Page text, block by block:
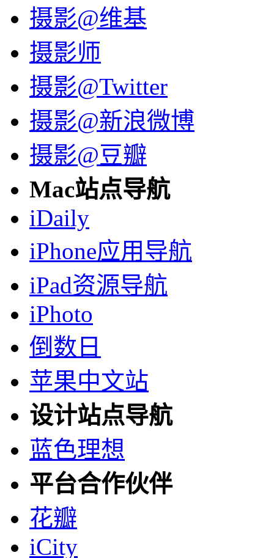
摄影@维基
摄影师
摄影@Twitter
摄影@新浪微博
摄影@豆瓣
Mac站点导航
iDaily
iPhone应用导航
iPad资源导航
iPhoto
倒数日
苹果中文站
设计站点导航
蓝色理想
平台合作伙伴
花瓣
iCity